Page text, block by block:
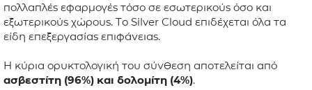
ΚΑΤΑΛΟΓΟΣ
BLOG
ΕΠΙΚΟΙΝΩΝΙΑ
πολλαπλές εφαρμογές τόσο σε εσωτερικούς όσο και
εξωτερικούς χώρους. Το Silver Cloud επιδέχεται όλα τα
είδη επεξεργασίας επιφάνειας.
Η κύρια ορυκτολογική του σύνθεση αποτελείται από
ασβεστίτη (96%) και δολομίτη (4%).